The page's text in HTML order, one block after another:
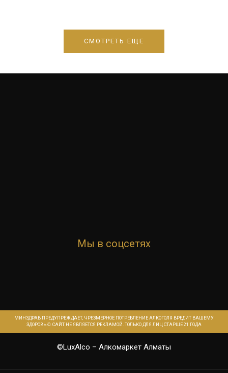
СМОТРЕТЬ ЕЩЕ
Мы в соцсетях
МИНЗДРАВ ПРЕДУПРЕЖДАЕТ, ЧРЕЗМЕРНОЕ ПОТРЕБЛЕНИЕ АЛКОГОЛЯ ВРЕДИТ ВАШЕМУ
ЗДОРОВЬЮ. САЙТ НЕ ЯВЛЯЕТСЯ РЕКЛАМОЙ. ТОЛЬКО ДЛЯ ЛИЦ СТАРШЕ 21 ГОДА
©LuxAlco – Алкомаркет Алматы